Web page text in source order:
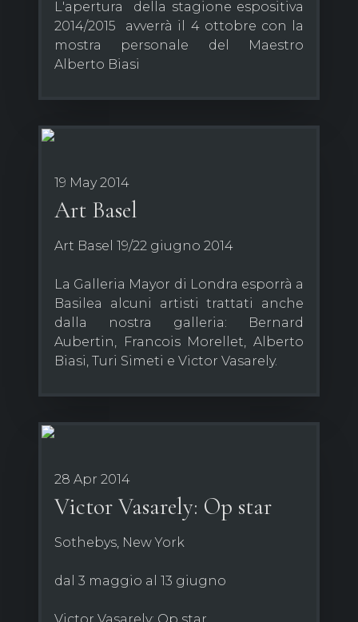
L'apertura della stagione espositiva
2014/2015 avverrà il 4 ottobre con la
mostra personale del Maestro
Alberto Biasi
19 May 2014
Art Basel
Art Basel 19/22 giugno 2014
La Galleria Mayor di Londra esporrà a
Basilea alcuni artisti trattati anche
dalla nostra galleria: Bernard
Aubertin, Francois Morellet, Alberto
Biasi, Turi Simeti e Victor Vasarely.
28 Apr 2014
Victor Vasarely: Op star
Sothebys, New York
dal 3 maggio al 13 giugno